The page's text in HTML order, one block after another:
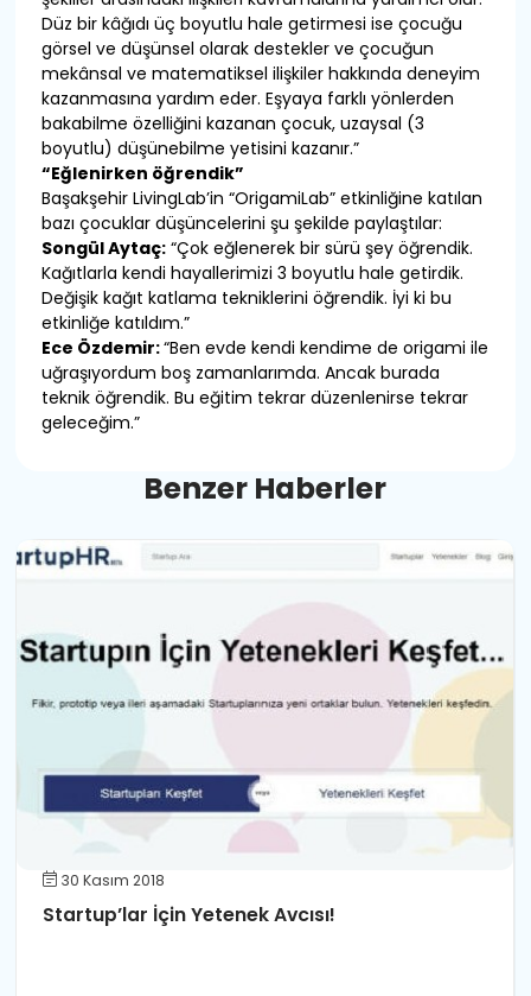
Düz bir kâğıdı üç boyutlu hale getirmesi ise çocuğu
görsel ve düşünsel olarak destekler ve çocuğun
mekânsal ve matematiksel ilişkiler hakkında deneyim
kazanmasına yardım eder. Eşyaya farklı yönlerden
bakabilme özelliğini kazanan çocuk, uzaysal (3
boyutlu) düşünebilme yetisini kazanır.”
“Eğlenirken öğrendik”
Başakşehir LivingLab’in “OrigamiLab” etkinliğine katılan
bazı çocuklar düşüncelerini şu şekilde paylaştılar:
Songül Aytaç:“Çok eğlenerek bir sürü şey öğrendik.
Kağıtlarla kendi hayallerimizi 3 boyutlu hale getirdik.
Değişik kağıt katlama tekniklerini öğrendik. İyi ki bu
etkinliğe katıldım.”
Ece Özdemir:“Ben evde kendi kendime de origami ile
uğraşıyordum boş zamanlarımda. Ancak burada
teknik öğrendik. Bu eğitim tekrar düzenlenirse tekrar
geleceğim.”
Benzer Haberler
30 Kasım 2018
Startup’lar İçin Yetenek Avcısı!